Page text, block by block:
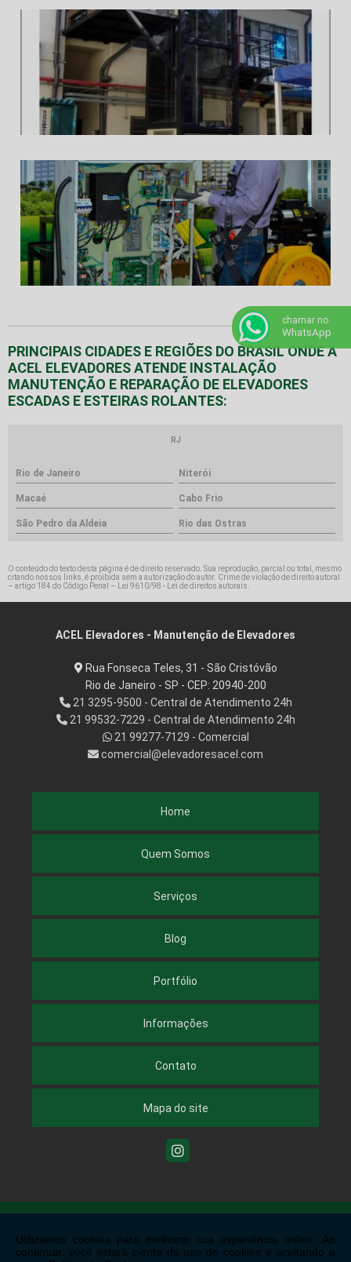
PRINCIPAIS CIDADES E REGIÕES DO BRASIL ONDE A
ACEL ELEVADORES ATENDE INSTALAÇÃO
MANUTENÇÃO E REPARAÇÃO DE ELEVADORES
ESCADAS E ESTEIRAS ROLANTES:
RJ
Rio de Janeiro Niterói
Macaé Cabo Frio
São Pedro da Aldeia Rio das Ostras
O conteúdo do texto desta página é de direito reservado. Sua reprodução, parcial ou total, mesmo
citando nossos links, é proibida sem a autorização do autor. Crime de violação de direito autoral
– artigo 184 do Código Penal –
Lei 9610/98 - Lei de direitos autorais
ACEL Elevadores - Manutenção de Elevadores
Rua Fonseca Teles, 31 - São Cristóvão
Rio de Janeiro - SP - CEP: 20940-200
21 3295-9500 - Central de Atendimento 24h
21 99532-7229 - Central de Atendimento 24h
21 99277-7129 - Comercial
comercial@elevadoresacel.com
Home
Quem Somos
Serviços
Blog
Portfólio
Informações
Contato
Mapa do site
W3C
chamar no
WhatsApp